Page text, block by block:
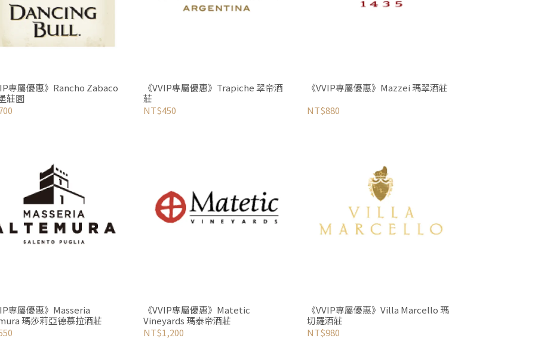
專屬優惠》Rancho Zabaco
莊園
《VVIP專屬優惠》Trapiche 翠帝酒
莊
NT$450
《VVIP專屬優惠》Mazzei 瑪翠酒莊
NT$880
專屬優惠》Masseria
瑪莎莉亞德慕拉酒莊
《VVIP專屬優惠》Matetic
Vineyards 瑪泰帝酒莊
NT$1,200
《VVIP專屬優惠》Villa Marcello 瑪
切羅酒莊
NT$980